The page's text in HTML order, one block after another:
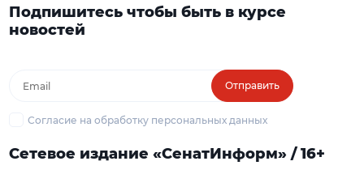
Подпишитесь чтобы быть в курсе
новостей
Отправить
Согласие на обработку персональных данных
Сетевое издание «СенатИнформ» / 16+